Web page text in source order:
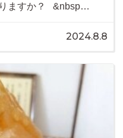
ますか？ &nbsp…
2024.8.8